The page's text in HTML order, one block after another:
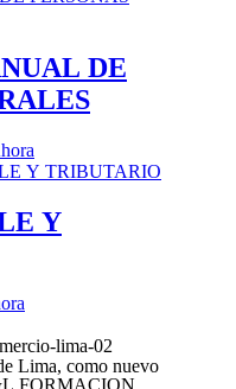
DE
Y
Lima, como nuevo
FORMACION